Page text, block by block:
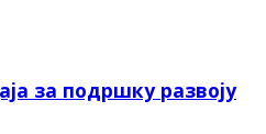
за подршку развоју